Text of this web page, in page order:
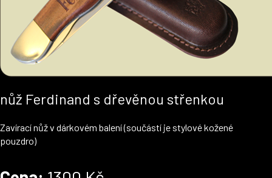
nůž Ferdinand s dřevěnou střenkou
Zavírací nůž v dárkovém balení (součástí je stylové kožené
pouzdro)